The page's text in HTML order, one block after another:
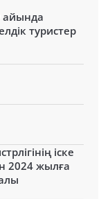
туристер
іске
2024 жылға